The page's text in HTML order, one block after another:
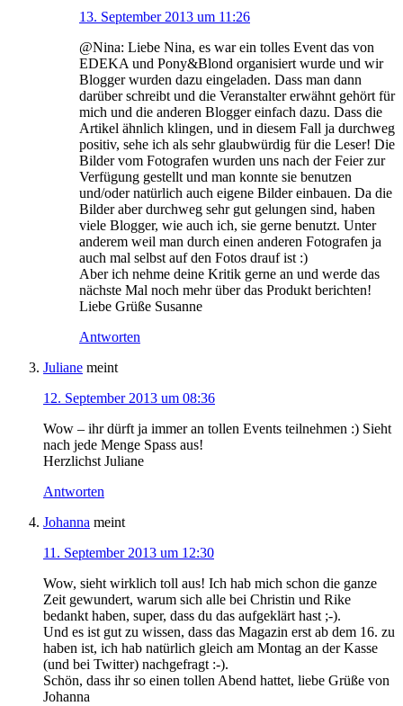
13. September 2013 um 11:26
@Nina: Liebe Nina, es war ein tolles Event das von
EDEKA und Pony&Blond organisiert wurde und wir
Blogger wurden dazu eingeladen. Dass man dann
darüber schreibt und die Veranstalter erwähnt gehört für
mich und die anderen Blogger einfach dazu. Dass die
Artikel ähnlich klingen, und in diesem Fall ja durchweg
positiv, sehe ich als sehr glaubwürdig für die Leser! Die
Bilder vom Fotografen wurden uns nach der Feier zur
Verfügung gestellt und man konnte sie benutzen
und/oder natürlich auch eigene Bilder einbauen. Da die
Bilder aber durchweg sehr gut gelungen sind, haben
viele Blogger, wie auch ich, sie gerne benutzt. Unter
anderem weil man durch einen anderen Fotografen ja
auch mal selbst auf den Fotos drauf ist :)
Aber ich nehme deine Kritik gerne an und werde das
nächste Mal noch mehr über das Produkt berichten!
Liebe Grüße Susanne
Antworten
Juliane meint
12. September 2013 um 08:36
Wow – ihr dürft ja immer an tollen Events teilnehmen :) Sieht
nach jede Menge Spass aus!
Herzlichst Juliane
Antworten
Johanna meint
11. September 2013 um 12:30
Wow, sieht wirklich toll aus! Ich hab mich schon die ganze
Zeit gewundert, warum sich alle bei Christin und Rike
bedankt haben, super, dass du das aufgeklärt hast ;-).
Und es ist gut zu wissen, dass das Magazin erst ab dem 16. zu
haben ist, ich hab natürlich gleich am Montag an der Kasse
(und bei Twitter) nachgefragt :-).
Schön, dass ihr so einen tollen Abend hattet, liebe Grüße von
Johanna